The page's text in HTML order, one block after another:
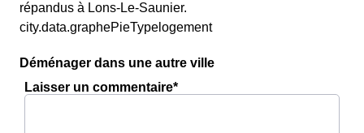
répandus à Lons-Le-Saunier.
city.data.graphePieTypelogement
Déménager dans une autre ville
Laisser un commentaire*